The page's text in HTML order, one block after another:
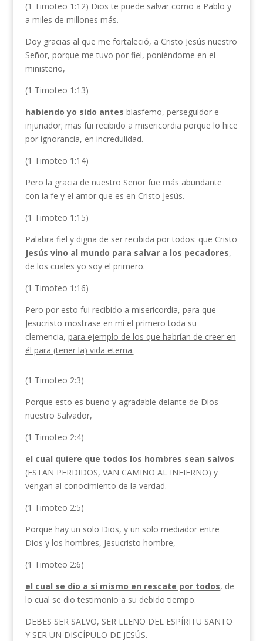
(1 Timoteo 1:12) Dios te puede salvar como a Pablo y
a miles de millones más.
Doy gracias al que me fortaleció, a Cristo Jesús nuestro
Señor, porque me tuvo por fiel, poniéndome en el
ministerio,
(1 Timoteo 1:13)
habiendo yo sido antes blasfemo, perseguidor e
injuriador; mas fui recibido a misericordia porque lo hice
por ignorancia, en incredulidad.
(1 Timoteo 1:14)
Pero la gracia de nuestro Señor fue más abundante
con la fe y el amor que es en Cristo Jesús.
(1 Timoteo 1:15)
Palabra fiel y digna de ser recibida por todos: que Cristo
Jesús vino al mundo para salvar a los pecadores,
de los cuales yo soy el primero.
(1 Timoteo 1:16)
Pero por esto fui recibido a misericordia, para que
Jesucristo mostrase en mí el primero toda su
clemencia, para ejemplo de los que habrían de creer en
él para (tener la) vida eterna.
(1 Timoteo 2:3)
Porque esto es bueno y agradable delante de Dios
nuestro Salvador,
(1 Timoteo 2:4)
el cual quiere que todos los hombres sean salvos
(ESTAN PERDIDOS, VAN CAMINO AL INFIERNO) y
vengan al conocimiento de la verdad.
(1 Timoteo 2:5)
Porque hay un solo Dios, y un solo mediador entre
Dios y los hombres, Jesucristo hombre,
(1 Timoteo 2:6)
el cual se dio a sí mismo en rescate por todos, de
lo cual se dio testimonio a su debido tiempo.
DEBES SER SALVO, SER LLENO DEL ESPÍRITU SANTO
Y SER UN DISCÍPULO DE JESÚS.